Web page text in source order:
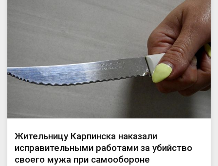
Жительницу Карпинска наказали
исправительными работами за убийство
своего мужа при самообороне